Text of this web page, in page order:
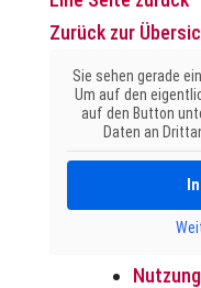
Zurück zur
Sie sehen gerade
Um auf den
auf den Button
Daten an